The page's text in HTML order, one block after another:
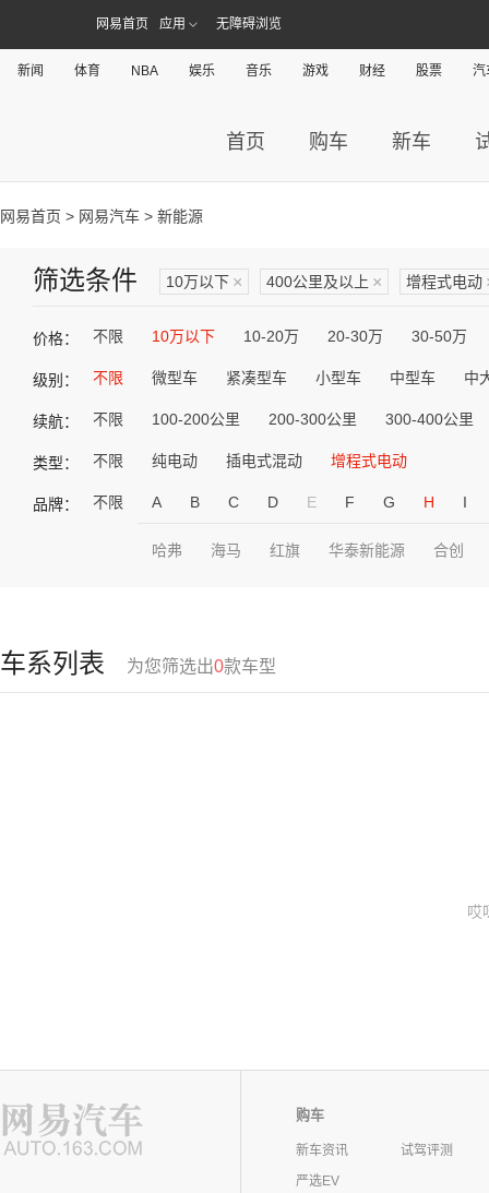
网易首页 应用 无障碍浏览
新闻 体育 NBA 娱乐 音乐 游戏 财经 股票 汽
首页 购车 新车
网易首页 > 网易汽车 > 新能源
筛选条件 10万以下 × 400公里及以上 × 增程式电动
价格： 不限 10万以下 10-20万 20-30万 30-50万
级别： 不限 微型车 紧凑型车 小型车 中型车 中
续航： 不限 100-200公里 200-300公里 300-400公里
类型： 不限 纯电动 插电式混动 增程式电动
品牌： 不限 A B C D E F G H I
哈弗 海马 红旗 华泰新能源 合创
车系列表 为您筛选出0款车型
哎
购车
新车资讯
试驾评测
严选EV